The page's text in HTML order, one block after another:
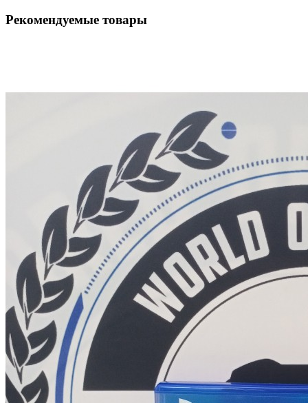
Рекомендуемые товары